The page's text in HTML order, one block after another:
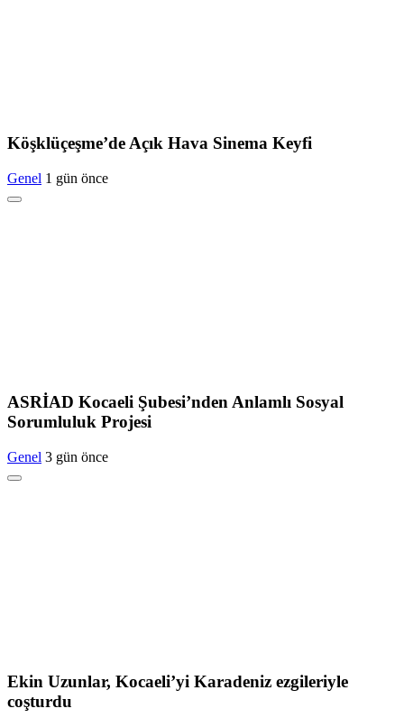
Köşklüçeşme’de Açık Hava Sinema Keyfi
Genel 1 gün önce
ASRİAD Kocaeli Şubesi’nden Anlamlı Sosyal
Sorumluluk Projesi
Genel 3 gün önce
Ekin Uzunlar, Kocaeli’yi Karadeniz ezgileriyle
coşturdu